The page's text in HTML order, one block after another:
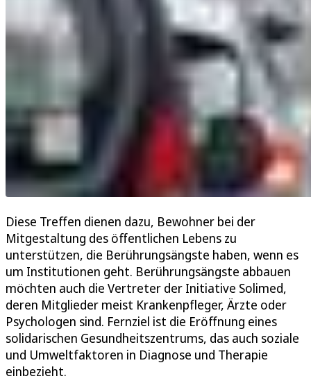
Diese Treffen dienen dazu, Bewohner bei der
Mitgestaltung des öffentlichen Lebens zu
unterstützen, die Berührungsängste haben, wenn es
um Institutionen geht. Berührungsängste abbauen
möchten auch die Vertreter der Initiative Solimed,
deren Mitglieder meist Krankenpfleger, Ärzte oder
Psychologen sind. Fernziel ist die Eröffnung eines
solidarischen Gesundheitszentrums, das auch soziale
und Umweltfaktoren in Diagnose und Therapie
einbezieht.